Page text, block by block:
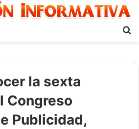
la sexta
Congreso
Publicidad,